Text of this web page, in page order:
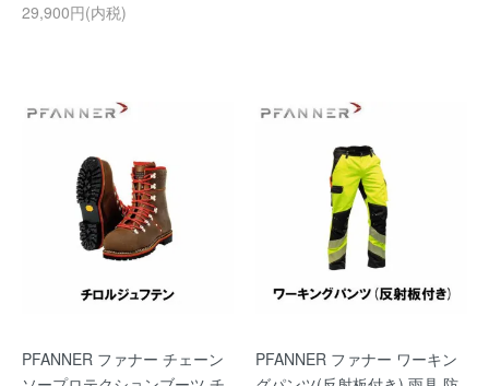
29,900円(内税)
PFANNER ファナー チェーン
PFANNER ファナー ワーキン